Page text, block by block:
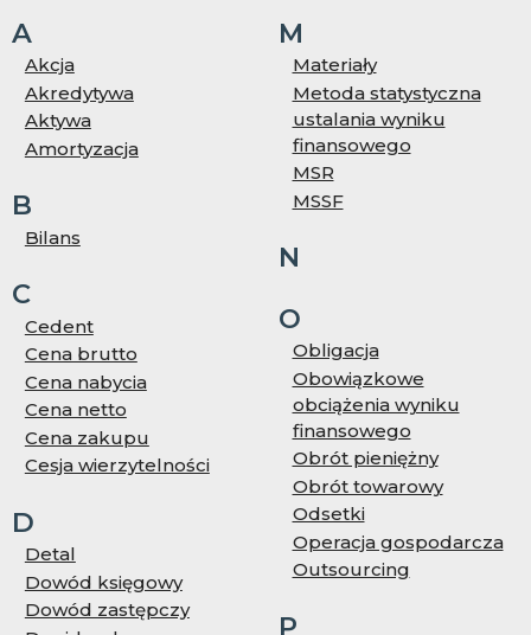
A
Akcja
Akredytywa
Aktywa
Amortyzacja
B
Bilans
C
Cedent
Cena brutto
Cena nabycia
Cena netto
Cena zakupu
Cesja wierzytelności
D
Detal
Dowód księgowy
Dowód zastępczy
M
Materiały
Metoda statystyczna
ustalania wyniku
finansowego
MSR
MSSF
N
O
Obligacja
Obowiązkowe
obciążenia wyniku
finansowego
Obrót pieniężny
Obrót towarowy
Odsetki
Operacja gospodarcza
Outsourcing
P